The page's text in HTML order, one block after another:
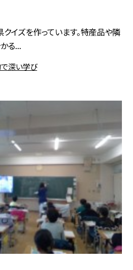
イズを作っています。特産品や隣
る...
深い学び